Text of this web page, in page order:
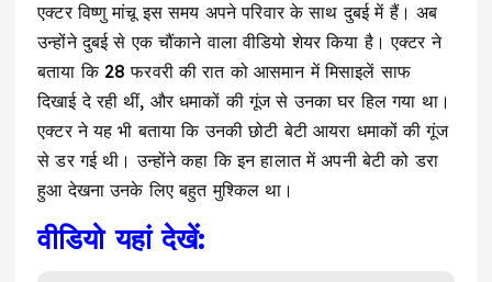
एक्टर विष्णु मांचू इस समय अपने परिवार के साथ दुबई में हैं। अब
उन्होंने दुबई से एक चौंकाने वाला वीडियो शेयर किया है। एक्टर ने
बताया कि 28 फरवरी की रात को आसमान में मिसाइलें साफ
दिखाई दे रही थीं, और धमाकों की गूंज से उनका घर हिल गया था।
एक्टर ने यह भी बताया कि उनकी छोटी बेटी आयरा धमाकों की गूंज
से डर गई थी। उन्होंने कहा कि इन हालात में अपनी बेटी को डरा
हुआ देखना उनके लिए बहुत मुश्किल था।
वीडियो यहां देखें: